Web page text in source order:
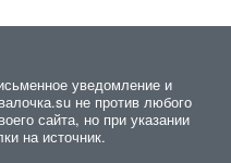
уведомление и
не против любого
сайта, но при указании
на источник.